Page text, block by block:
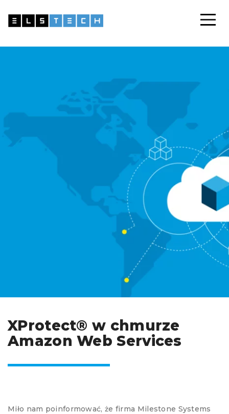
XProtect® w chmurze
Amazon Web Services
Miło nam poinformować, że firma Milestone Systems